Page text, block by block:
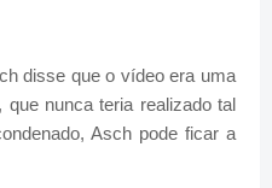
disse que o vídeo era uma
que nunca teria realizado tal
Asch pode ficar a